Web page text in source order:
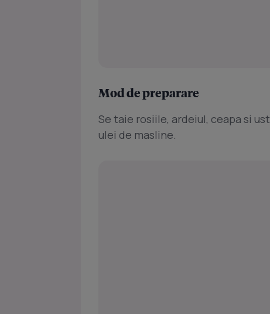
Mod de preparare
Se taie rosiile, ardeiul, ceapa si
ulei de masline.